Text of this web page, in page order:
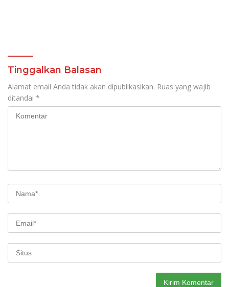
Tinggalkan Balasan
Alamat email Anda tidak akan dipublikasikan. Ruas yang wajib
ditandai *